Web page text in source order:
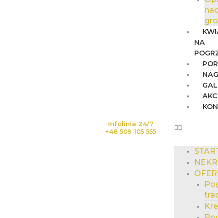
Infolinia 24/7
+48 509 105 555
NA